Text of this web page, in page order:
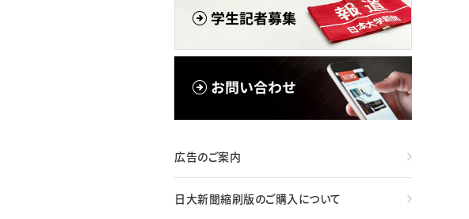
広告のご案内
日大新聞縮刷版のご購入について